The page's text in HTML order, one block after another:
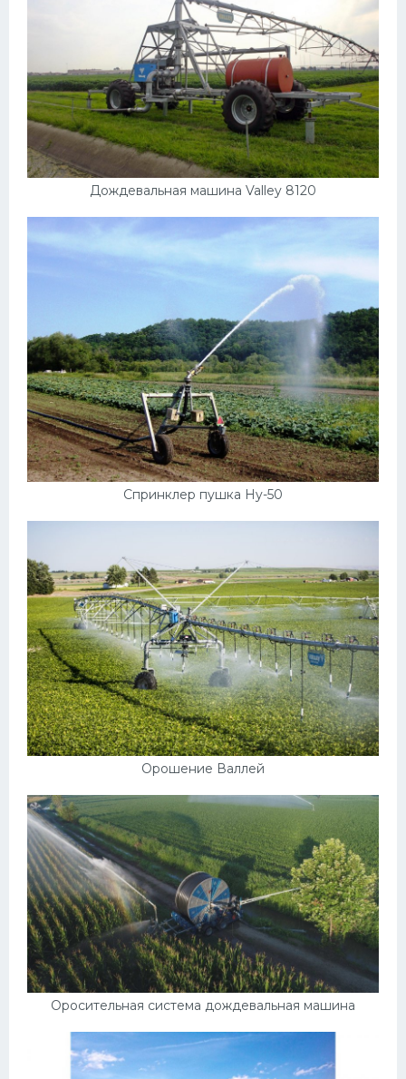
Дождевальная машина Valley 8120
Спринклер пушка Hy-50
Орошение Валлей
Оросительная система дождевальная машина
Подводные лодки
Митсубиси
Киа
Танки
Крайслер
Самолеты
Тойота
Лодки
Шкода
Вертолеты
Мазда
Рено
Прогулочные суда
Хендай
Лимузины
Камаз
Автобусы
Хонда
Грузовики
Шевроле
УАЗ
Кадиллак
Автокемпер
Феррари
Поезда